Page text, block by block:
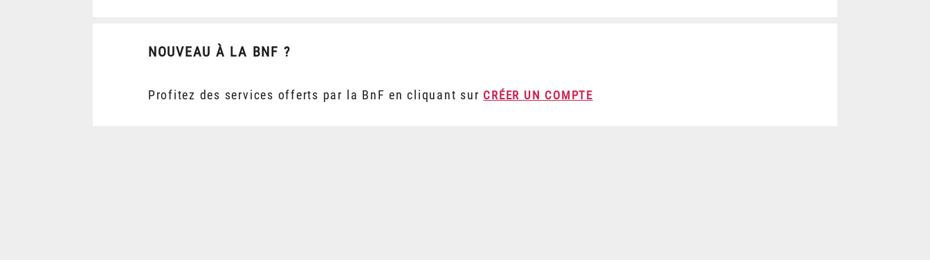
NOUVEAU À LA BNF ?
Profitez des services offerts par la BnF en cliquant sur CRÉER UN COMPTE